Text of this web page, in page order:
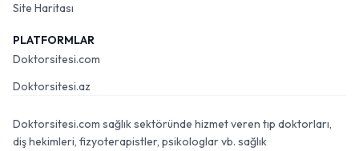
Site Haritası
PLATFORMLAR
Doktorsitesi.com
Doktorsitesi.az
Doktorsitesi.com sağlık sektöründe hizmet veren tıp doktorları,
diş hekimleri, fizyoterapistler, psikologlar vb. sağlık